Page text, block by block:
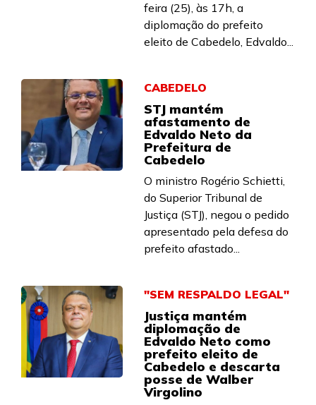
feira (25), às 17h, a
diplomação do prefeito
eleito de Cabedelo, Edvaldo...
CABEDELO
STJ mantém
afastamento de
Edvaldo Neto da
Prefeitura de
Cabedelo
O ministro Rogério Schietti,
do Superior Tribunal de
Justiça (STJ), negou o pedido
apresentado pela defesa do
prefeito afastado...
"SEM RESPALDO LEGAL"
Justiça mantém
diplomação de
Edvaldo Neto como
prefeito eleito de
Cabedelo e descarta
posse de Walber
Virgolino